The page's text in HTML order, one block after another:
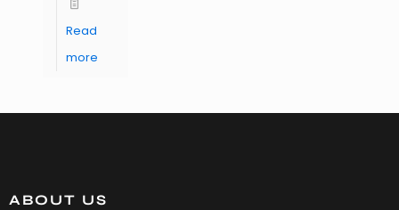
Read
more
ABOUT US